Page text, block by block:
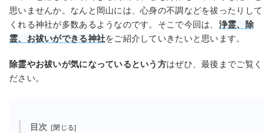
思いませんか。なんと岡山には、心身の不調などを祓ったりして
くれる神社が多数あるようなのです。そこで今回は、 浄霊、除
霊、お祓いができる神社をご紹介していきたいと思います。
除霊やお祓いが気になっているという方はぜひ、最後までご覧く
ださい。
目次